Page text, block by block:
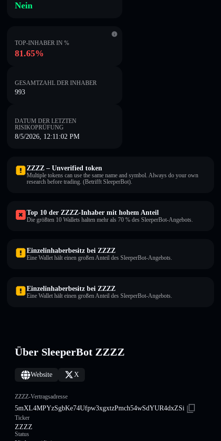
Nein
TOP-INHABER IN %
81.65%
GESAMTZAHL DER INHABER
993
DATUM DER LETZTEN
RISIKOPRÜFUNG
8/5/2026, 12:11:02 PM
ZZZZ – Unverified token
Multiple tokens can use the same name and symbol. Always do your own
research before trading. (Betrifft SleeperBot).
Top 10 der ZZZZ-Inhaber mit hohem Anteil
Die größten 10 Wallets halten mehr als 70 % des SleeperBot-Angebots.
Einzelinhaberbesitz bei ZZZZ
Eine Wallet hält einen großen Anteil des SleeperBot-Angebots.
Einzelinhaberbesitz bei ZZZZ
Eine Wallet hält einen großen Anteil des SleeperBot-Angebots.
Über SleeperBot ZZZZ
Website X
ZZZZ-Vertragsadresse
5mXL4MPYzSgbKe74Ufpw3xgxtzPmch54wSdYUR4dxZSi
Ticker
ZZZZ
Status